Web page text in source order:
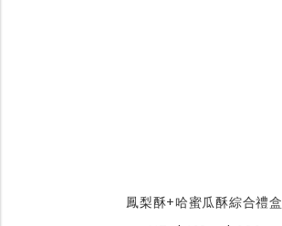
鳳梨酥+哈蜜瓜酥綜合禮盒